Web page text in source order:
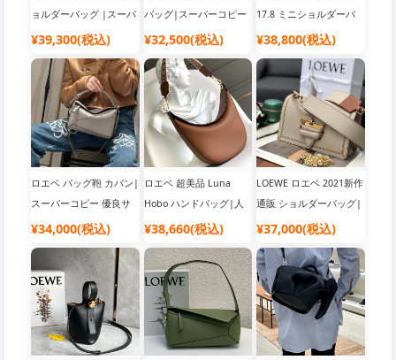
ョルダーバッグ |スーパ
ーコピー 優良サイト
¥39,300(税込)
バッグ|スーパーコピー
優良サイト
¥32,500(税込)
17.8 ミニショルダーバ
ッグ|スーパーコピー 優
¥38,800(税込)
ロエベ バッグ鞄 カバン|
スーパーコピー 優良サ
イト
¥34,000(税込)
ロエベ 超美品 Luna
Hobo ハンドバッグ|人
気 ブランド バッグ
¥38,660(税込)
LOEWE ロエベ 2021新作
通販 ショルダーバッグ|
韓国流行り ブランドバ
¥37,000(税込)